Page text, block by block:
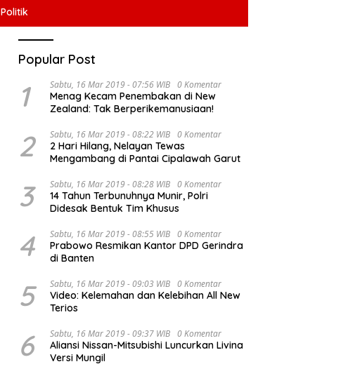
Politik
Popular Post
1 Sabtu, 16 Mar 2019 - 07:56 WIB 0 Komentar
Menag Kecam Penembakan di New
Zealand: Tak Berperikemanusiaan!
2 Sabtu, 16 Mar 2019 - 08:22 WIB 0 Komentar
2 Hari Hilang, Nelayan Tewas
Mengambang di Pantai Cipalawah Garut
3 Sabtu, 16 Mar 2019 - 08:28 WIB 0 Komentar
14 Tahun Terbunuhnya Munir, Polri
Didesak Bentuk Tim Khusus
4 Sabtu, 16 Mar 2019 - 08:55 WIB 0 Komentar
Prabowo Resmikan Kantor DPD Gerindra
di Banten
5 Sabtu, 16 Mar 2019 - 09:03 WIB 0 Komentar
Video: Kelemahan dan Kelebihan All New
Terios
6 Sabtu, 16 Mar 2019 - 09:37 WIB 0 Komentar
Aliansi Nissan-Mitsubishi Luncurkan Livina
Versi Mungil